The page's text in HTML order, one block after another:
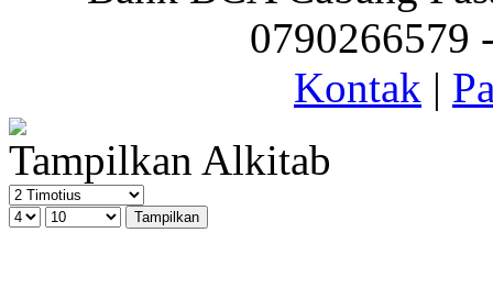
0790266579
Kontak |
Tampilkan Alkitab